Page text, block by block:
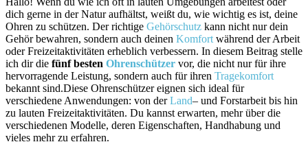
dich gerne‍ in der Natur aufhältst, weißt du,⁤ wie wichtig es ⁢ist, deine
Ohren zu ⁢schützen. Der ‌richtige Gehörschutz kann nicht nur dein
Gehör bewahren, sondern auch deinen Komfort während der Arbeit
oder Freizeitaktivitäten erheblich verbessern. In diesem Beitrag stelle
ich dir die fünf besten Ohrenschützer vor, die nicht nur für ihre
hervorragende Leistung, sondern auch für ihren Tragekomfort
bekannt sind.Diese Ohrenschützer⁤ eignen sich ideal für
verschiedene Anwendungen: von derLand– und Forstarbeit bis hin
zu lauten Freizeitaktivitäten. Du kannst erwarten, mehr über die
verschiedenen ​Modelle, deren Eigenschaften, Handhabung und
vieles mehr ​zu erfahren.